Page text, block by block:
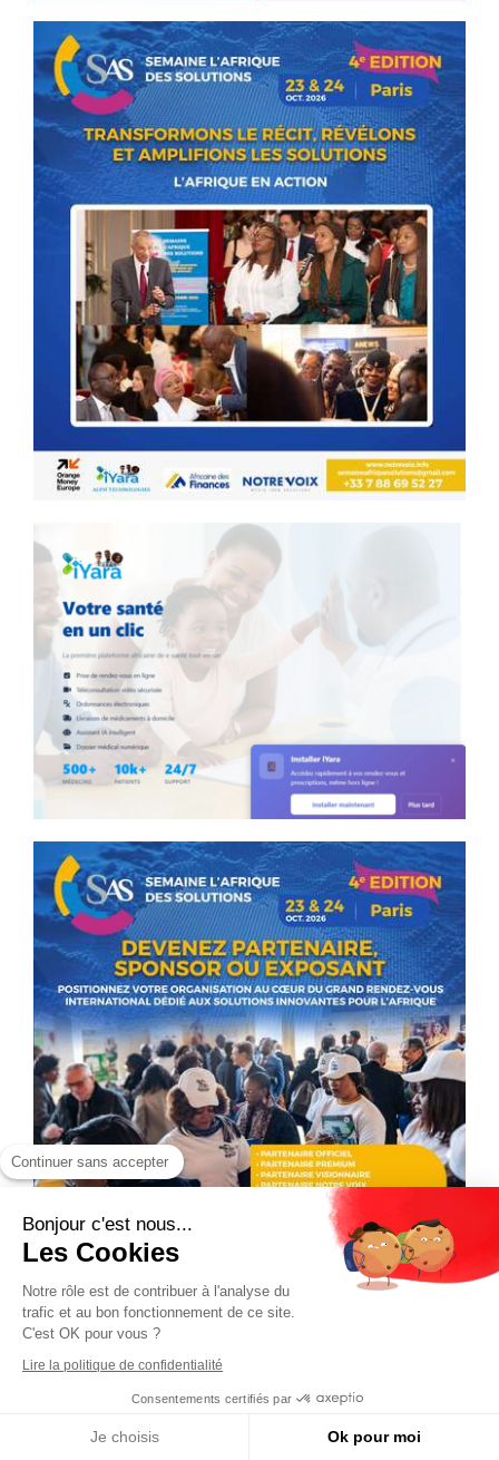
Continuer sans accepter
Bonjour c'est nous...
Les Cookies
Notre rôle est de contribuer à l'analyse du
trafic et au bon fonctionnement de ce site.
C'est OK pour vous ?
Lire la politique de confidentialité
Consentements certifiés par
Je choisis Ok pour moi